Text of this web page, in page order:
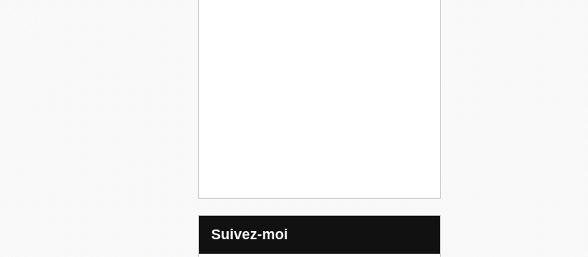
Suivez-moi